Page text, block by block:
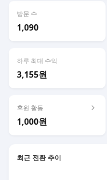
방문 수
1,090
하루 최대 수익
3,155원
후원 활동
1,000원
최근 전환 추이